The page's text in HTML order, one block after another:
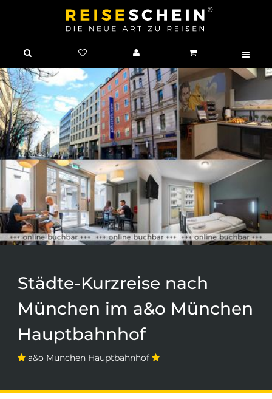
Städte-Kurzreise nach
München im a&o München
Hauptbahnhof
a&o München Hauptbahnhof